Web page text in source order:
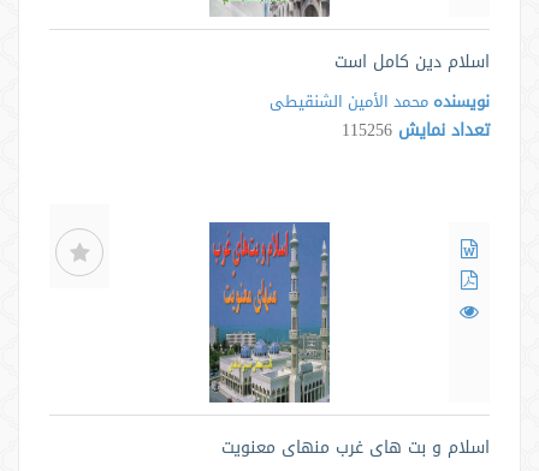
اسلام دین کامل است
نویسنده محمد الأمین الشنقیطی
تعداد نمایش 115256
اسلام و بت های غرب منهای معنویت